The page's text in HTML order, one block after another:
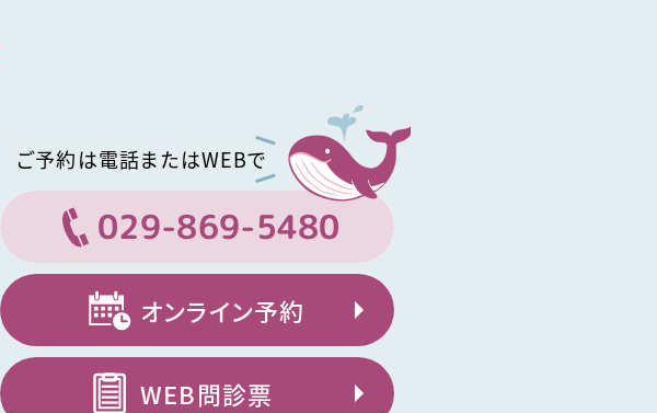
ご予約は電話またはWEBで
029-869-5480
オンライン予約
WEB問診票